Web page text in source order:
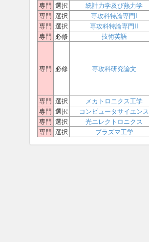
専門 選択 統計力学及び熱力学
専門 選択 専攻科特論専門I
専門 選択 専攻科特論専門II
専門 必修 技術英語
専門 必修 専攻科研究論文
専門 選択 メカトロニクス工学
専門 選択 コンピュータサイエンス
専門 選択 光エレクトロニクス
専門 選択 プラズマ工学